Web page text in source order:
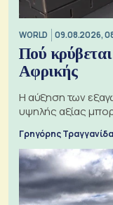
WORLD 09.08.2026,
Πού
Αφρικής
Η αύξηση των
υψηλής αξίας
Γρηγόρης